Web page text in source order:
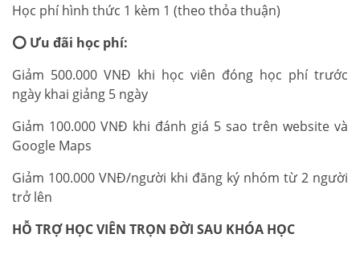
Học phí hình thức 1 kèm 1 (theo thỏa thuận)
⭕ Ưu đãi học phí:
Giảm 500.000 VNĐ khi học viên đóng học phí trước
ngày khai giảng 5 ngày
Giảm 100.000 VNĐ khi đánh giá 5 sao trên website và
Google Maps
Giảm 100.000 VNĐ/người khi đăng ký nhóm từ 2 người
trở lên
HỖ TRỢ HỌC VIÊN TRỌN ĐỜI SAU KHÓA HỌC